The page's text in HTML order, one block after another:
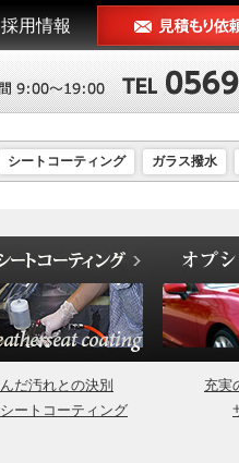
採用情報
シートコーティング ガラス撥水
だ汚れとの決別
ートコーティング
充実